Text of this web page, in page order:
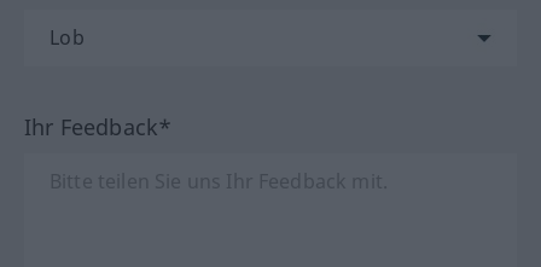
Ihr Feedback*